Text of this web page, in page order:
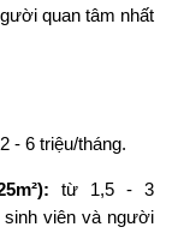
quan tâm nhất
- 6 triệu/tháng.
từ 1,5 - 3
sinh viên và người